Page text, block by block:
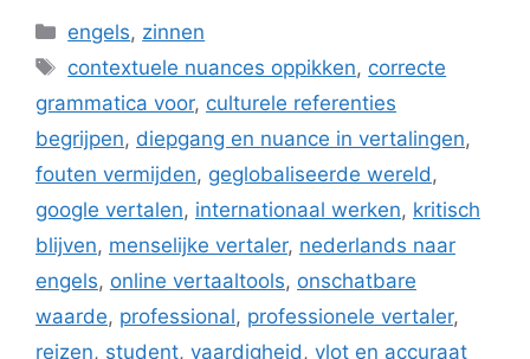
Categorieën
engels, zinnen
Tags
contextuele nuances oppikken, correcte
grammatica voor, culturele referenties
begrijpen, diepgang en nuance in vertalingen,
fouten vermijden, geglobaliseerde wereld ,
google vertalen, internationaal werken, kritisch
blijven, menselijke vertaler, nederlands naar
engels, online vertaaltools, onschatbare
waarde, professional, professionele vertaler,
reizen, student, vaardigheid , vlot en accuraat